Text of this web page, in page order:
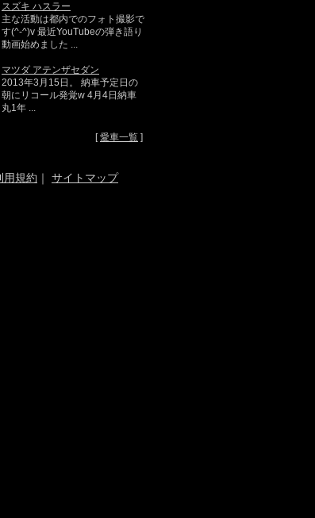
スズキ ハスラー
主な活動は都内でのフォト撮影で
す(^-^)v 最近YouTubeの弾き語り
動画始めました ...
マツダ アテンザセダン
2013年3月15日。 納車予定日の
朝にリコール発覚w 4月4日納車
丸1年 ...
[愛車一覧 ]
用規約 ｜ サイトマップ